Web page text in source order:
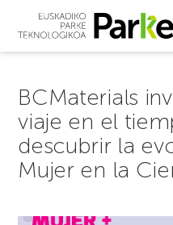
BCMaterials
viaje en el
descubrir la
Mujer en la